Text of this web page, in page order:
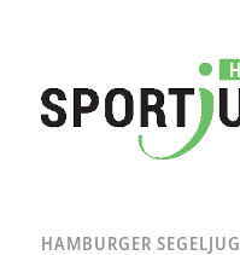
HAMBURGER